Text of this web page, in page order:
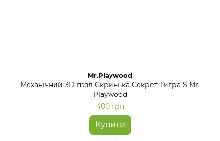
Mr.Playwood
Механічний 3D пазл Скринька Секрет Тигра S Mr.
Playwood
400 грн
Купити